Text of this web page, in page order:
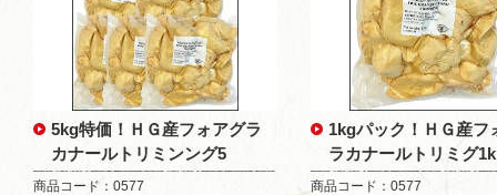
5kg特価！ＨＧ産フォアグラ
カナールトリミンング5
商品コード：0577
1kgパック！ＨＧ産フ
ラカナールトリミグ1k
商品コード：0577